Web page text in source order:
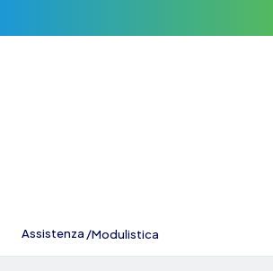
Assistenza /Modulistica